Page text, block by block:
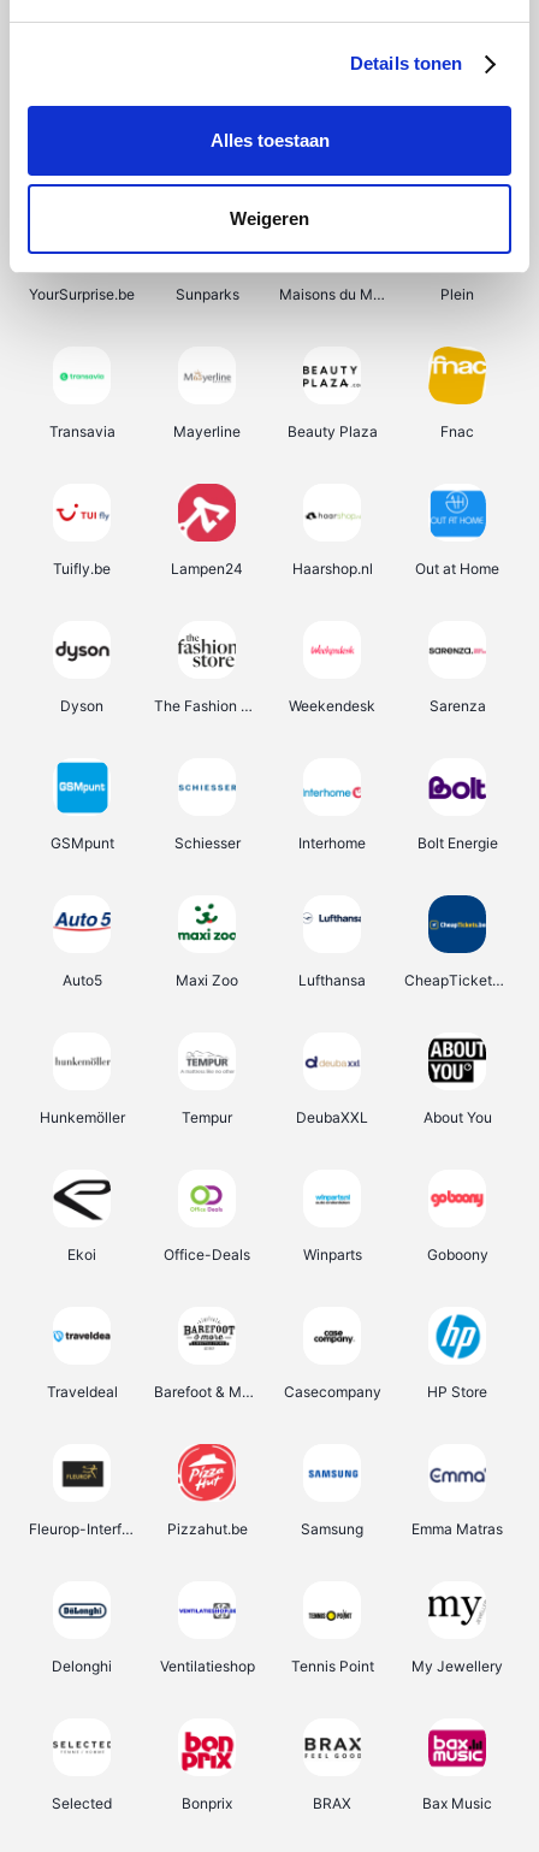
Details tonen
Alles toestaan
Weigeren
Shein Get Your Guide Bergfreunde Pazzox
YourSurprise.be Sunparks Maisons du Monde Plein
Transavia Mayerline Beauty Plaza Fnac
Tuifly.be Lampen24 Haarshop.nl Out at Home
Dyson The Fashion Store Weekendesk Sarenza
GSMpunt Schiesser Interhome Bolt Energie
Auto5 Maxi Zoo Lufthansa CheapTickets.be
Hunkemöller Tempur DeubaXXL About You
Ekoi Office-Deals Winparts Goboony
Traveldeal Barefoot & More Casecompany HP Store
Fleurop-Interflora Pizzahut.be Samsung Emma Matras
Delonghi Ventilatieshop Tennis Point My Jewellery
Selected Bonprix BRAX Bax Music